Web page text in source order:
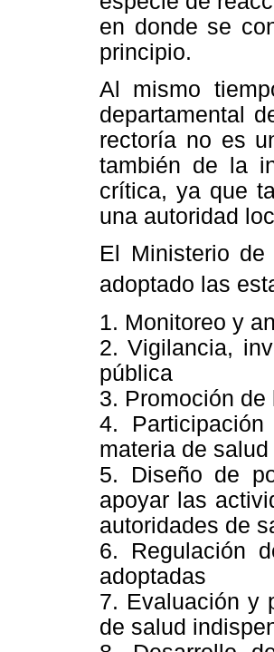
en donde se
principio.
Al mismo
departamental
rectoría no es
también de la
crítica, ya que
una autoridad
El Ministerio
adoptado las
1. Monitoreo y
2. Vigilancia,
pública
3. Promoción de
4.
materia de salud
5. Diseño de
apoyar las
autoridades de
6. Regulación
adoptadas
7. Evaluación y
de salud